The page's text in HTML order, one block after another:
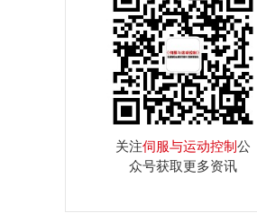
关注伺服与运动控制公
众号获取更多资讯